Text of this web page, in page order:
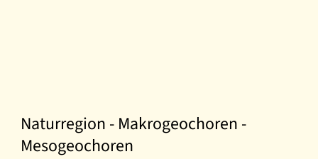
Naturregion - Makrogeochoren -
Mesogeochoren